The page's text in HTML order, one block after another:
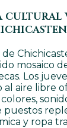
cultural
mosaico
Los
al aire libre
puestos
y ropa